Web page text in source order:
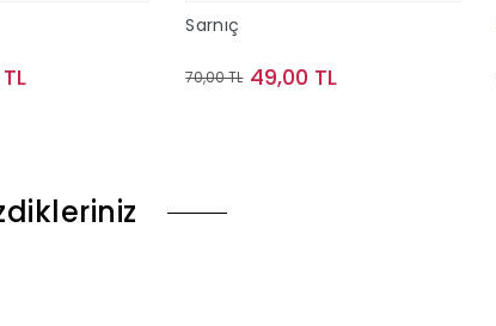
Sarnıç
70,00 TL 49,00 TL